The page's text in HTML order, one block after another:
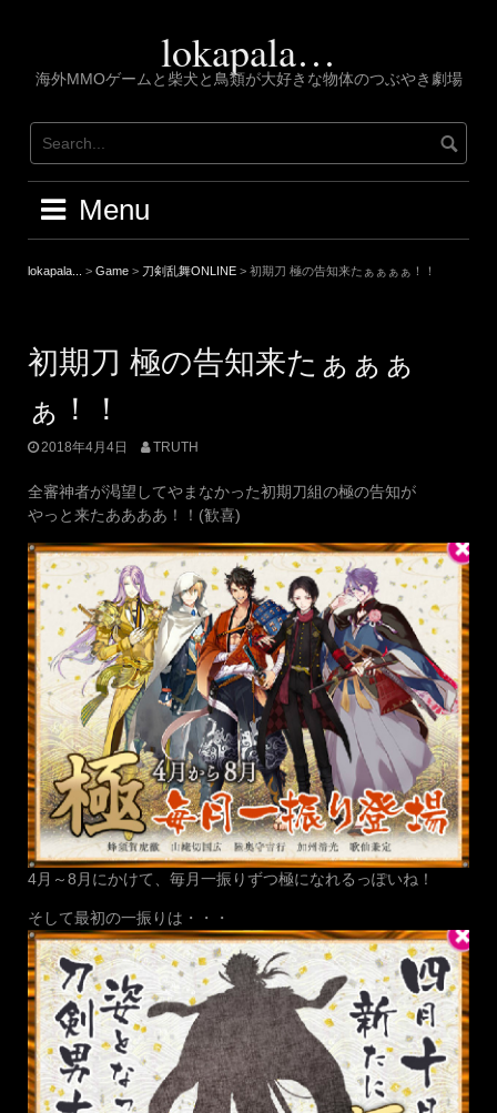
lokapala…
海外MMOゲームと柴犬と鳥類が大好きな物体のつぶやき劇場
Menu
lokapala... > Game > 刀剣乱舞ONLINE > 初期刀 極の告知来たぁぁぁぁ！！
初期刀 極の告知来たぁぁぁ
ぁ！！
2018年4月4日 TRUTH
全審神者が渇望してやまなかった初期刀組の極の告知が
やっと来たああああ！！(歓喜)
4月～8月にかけて、毎月一振りずつ極になれるっぽいね！
そして最初の一振りは・・・